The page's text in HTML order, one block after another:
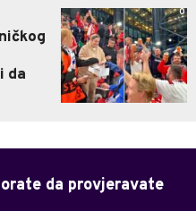
da
0
da provjeravate